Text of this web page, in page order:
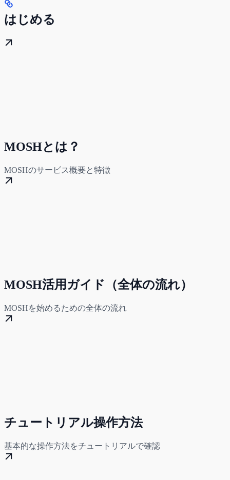
はじめる
MOSHとは？
MOSHのサービス概要と特徴
MOSH活用ガイド（全体の流れ）
MOSHを始めるための全体の流れ
チュートリアル操作方法
基本的な操作方法をチュートリアルで確認